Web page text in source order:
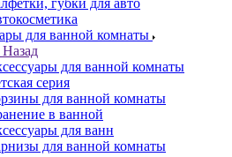
губки для авто
для ванной комнаты
Назад
для ванной комнаты
серия
для ванной комнаты
в ванной
для ванн
для ванной комнаты